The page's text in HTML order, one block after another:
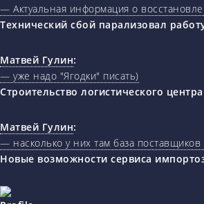
— Актуальная информация о
Технический сбой парализовал
Матвей Гулин:
— уже надо "Ягодки" писать)
Строительство логистического
Матвей Гулин:
— насколько у них там база поставщиков
Новые возможности сервиса